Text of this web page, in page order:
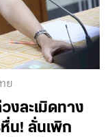
ย
งละเมิดทาง
น! ลั่นเพิก